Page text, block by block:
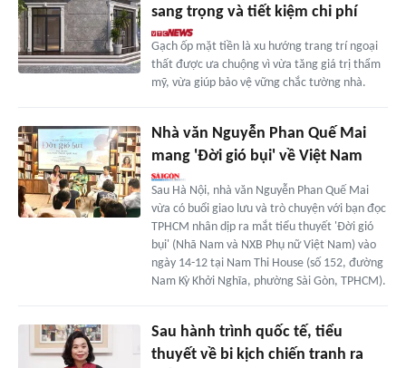
sang trọng và tiết kiệm chi phí
Gạch ốp mặt tiền là xu hướng trang trí ngoại
thất được ưa chuộng vì vừa tăng giá trị thẩm
mỹ, vừa giúp bảo vệ vững chắc tường nhà.
Nhà văn Nguyễn Phan Quế Mai
mang 'Đời gió bụi' về Việt Nam
Sau Hà Nội, nhà văn Nguyễn Phan Quế Mai
vừa có buổi giao lưu và trò chuyện với bạn đọc
TPHCM nhân dịp ra mắt tiểu thuyết 'Đời gió
bụi' (Nhã Nam và NXB Phụ nữ Việt Nam) vào
ngày 14-12 tại Nam Thi House (số 152, đường
Nam Kỳ Khởi Nghĩa, phường Sài Gòn, TPHCM).
Sau hành trình quốc tế, tiểu
thuyết về bi kịch chiến tranh ra